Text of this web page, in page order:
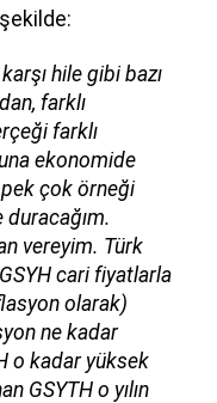
hile gibi bazı
farklı
farklı
ekonomide
çok örneği
duracağım.
vereyim. Türk
cari fiyatlarla
olarak)
ne kadar
o kadar yüksek
GSYTH o yılın